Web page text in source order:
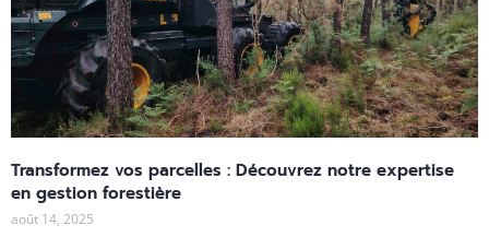
Transformez vos parcelles : Découvrez notre expertise
en gestion forestière
août 14, 2025